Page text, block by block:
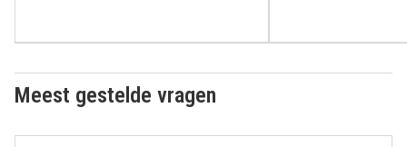
Meest gestelde vragen